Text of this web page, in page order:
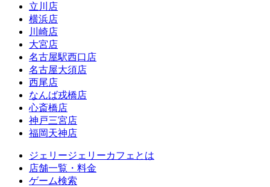
立川店
横浜店
川崎店
大宮店
名古屋駅西口店
名古屋大須店
西尾店
なんば戎橋店
心斎橋店
神戸三宮店
福岡天神店
ジェリージェリーカフェとは
店舗一覧・料金
ゲーム検索